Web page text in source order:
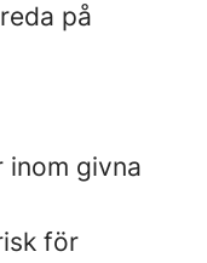
på
inom givna
för